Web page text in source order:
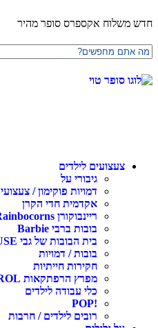
חדש משלוח אקספרס סופר מהיר
צעצועים לילדים
גיבורי על
דמויות פוקימון / צעצועי POKEMON
אקדמית חדי הקרן
ריינבוקורן Rainbocorns
בובות ברבי Barbie
בית הבובות של גבי GABBY'S DOLLHOUSE
בובות / דמויות
חקירות חייתיות
מפרץ הרפתקאות PAW PATROL
כלי עבודה לילדים
!POP
רובים לילדים / חרבות